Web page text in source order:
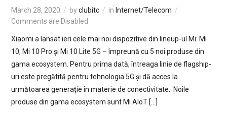
March 28, 2020 byclubitc in Internet/Telecom
Comments are Disabled
Xiaomi a lansat ieri cele mai noi dispozitive din lineup-ul Mi: Mi
10, Mi 10 Pro și Mi 10 Lite 5G – împreună cu 5 noi produse din
gama ecosystem. Pentru prima dată, întreaga linie de flagship-
uri este pregătită pentru tehnologia 5G și dă acces la
următoarea generație în materie de conectivitate. Noile
produse din gama ecosystem sunt Mi AIoT […]